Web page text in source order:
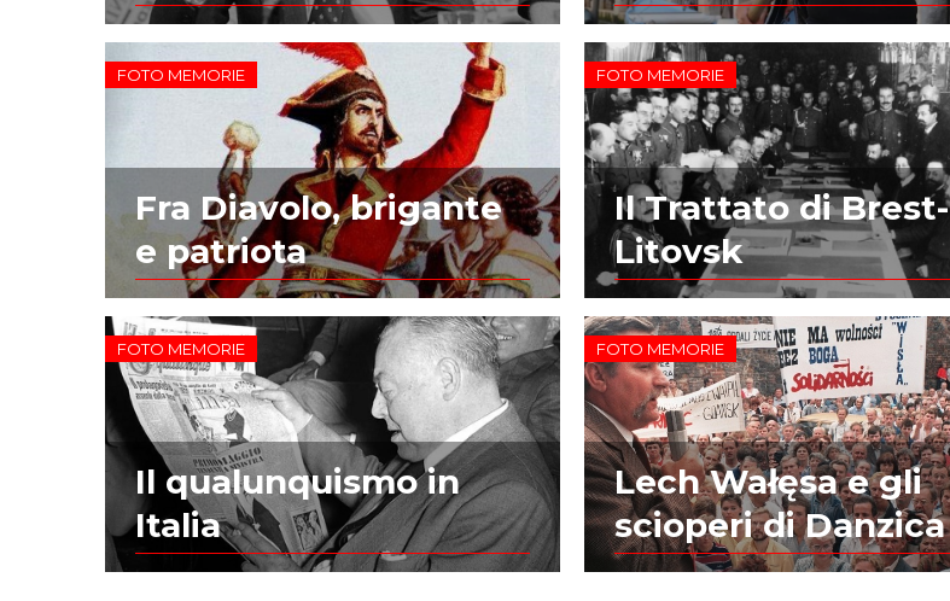
FOTO MEMORIE
Fra Diavolo, brigante
e patriota
FOTO MEMORIE
Il Trattato di Brest-
Litovsk
FOTO MEMORIE
Il qualunquismo in
Italia
FOTO MEMORIE
Lech Wałęsa e gli
scioperi di Danzica